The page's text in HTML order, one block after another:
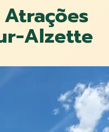
Alzette